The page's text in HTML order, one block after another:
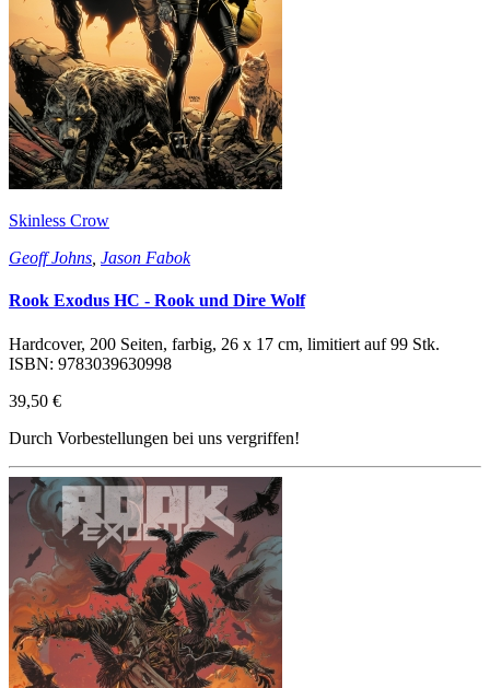
Skinless Crow
Geoff Johns Jason Fabok
Rook Exodus HC - Rook und Dire Wolf
Hardcover, 200 Seiten, farbig, 26 x 17 cm, limitiert auf 99 Stk.
ISBN: 9783039630998
39,50 €
Durch Vorbestellungen bei uns vergriffen!